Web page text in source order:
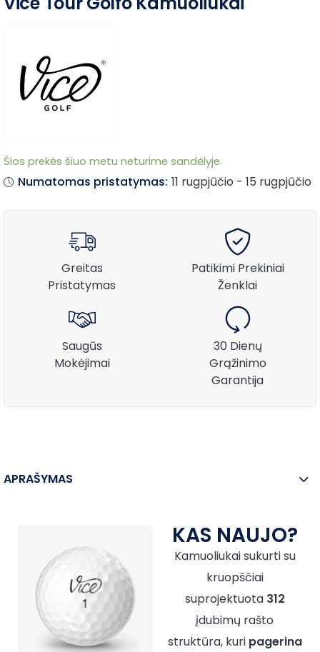
Šios prekės šiuo metu neturime sandėlyje.
Numatomas pristatymas: 11 rugpjūčio - 15 rugpjūčio
Greitas
Pristatymas
Patikimi Prekiniai
Ženklai
Saugūs
Mokėjimai
30 Dienų
Grąžinimo
Garantija
APRAŠYMAS
KAS NAUJO?
Kamuoliukai sukurti su
kruopščiai
suprojektuota 312
įdubimų rašto
struktūra, kuri pagerina